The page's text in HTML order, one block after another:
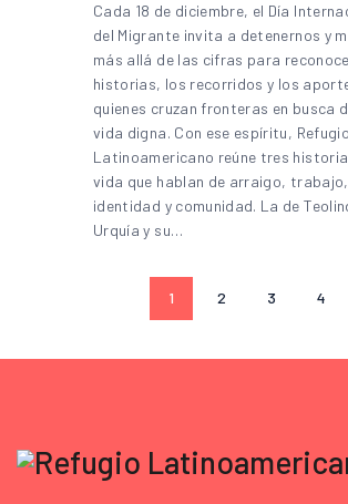
Cada 18 de diciembre, el Día
del Migrante invita a detenernos y
más allá de las cifras para
historias, los recorridos y los
quienes cruzan fronteras en busca
vida digna. Con ese espíritu, Refugio
Latinoamericano reúne tres
vida que hablan de arraigo, trabajo,
identidad y comunidad. La de
Urquía y su…
1 2 3 4
>